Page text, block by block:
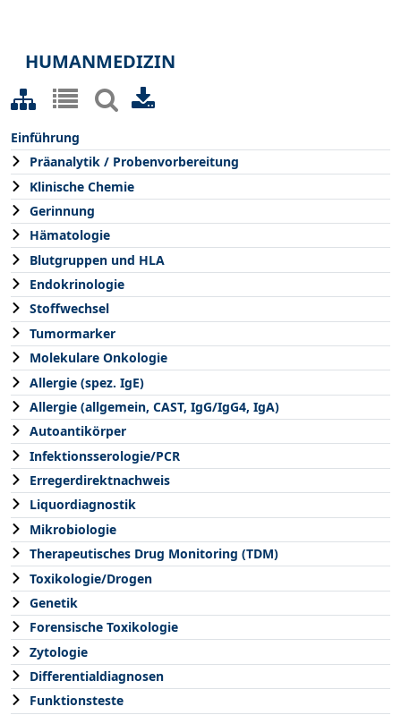
HUMANMEDIZIN
Einführung
Präanalytik / Probenvorbereitung
Klinische Chemie
Gerinnung
Hämatologie
Blutgruppen und HLA
Endokrinologie
Stoffwechsel
Tumormarker
Molekulare Onkologie
Allergie (spez. IgE)
Allergie (allgemein, CAST, IgG/IgG4, IgA)
Autoantikörper
Infektionsserologie/PCR
Erregerdirektnachweis
Liquordiagnostik
Mikrobiologie
Therapeutisches Drug Monitoring (TDM)
Toxikologie/Drogen
Genetik
Forensische Toxikologie
Zytologie
Differentialdiagnosen
Funktionsteste